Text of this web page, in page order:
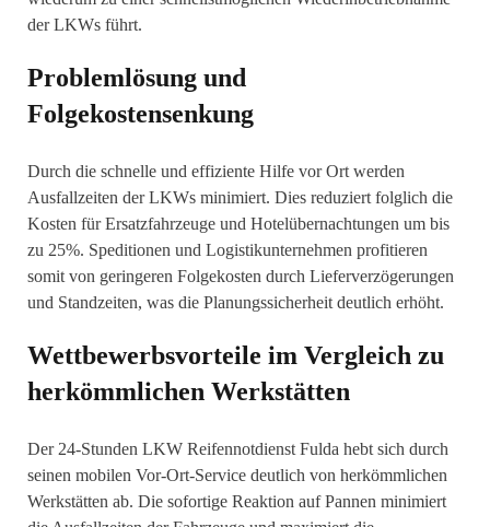
der LKWs führt.
Problemlösung und
Folgekostensenkung
Durch die schnelle und effiziente Hilfe vor Ort werden
Ausfallzeiten der LKWs minimiert. Dies reduziert folglich die
Kosten für Ersatzfahrzeuge und Hotelübernachtungen um bis
zu 25%. Speditionen und Logistikunternehmen profitieren
somit von geringeren Folgekosten durch Lieferverzögerungen
und Standzeiten, was die Planungssicherheit deutlich erhöht.
Wettbewerbsvorteile im Vergleich zu
herkömmlichen Werkstätten
Der 24-Stunden LKW Reifennotdienst Fulda hebt sich durch
seinen mobilen Vor-Ort-Service deutlich von herkömmlichen
Werkstätten ab. Die sofortige Reaktion auf Pannen minimiert